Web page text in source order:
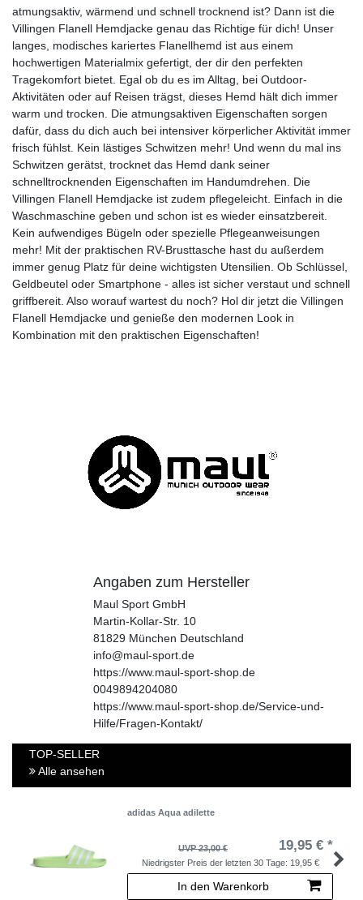
atmungsaktiv, wärmend und schnell trocknend ist? Dann ist die
Villingen Flanell Hemdjacke genau das Richtige für dich! Unser
langes, modisches kariertes Flanellhemd ist aus einem
hochwertigen Materialmix gefertigt, der dir den perfekten
Tragekomfort bietet. Egal ob du es im Alltag, bei Outdoor-
Aktivitäten oder auf Reisen trägst, dieses Hemd hält dich immer
warm und trocken. Die atmungsaktiven Eigenschaften sorgen
dafür, dass du dich auch bei intensiver körperlicher Aktivität immer
frisch fühlst. Kein lästiges Schwitzen mehr! Und wenn du mal ins
Schwitzen gerätst, trocknet das Hemd dank seiner
schnelltrocknenden Eigenschaften im Handumdrehen. Die
Villingen Flanell Hemdjacke ist zudem pflegeleicht. Einfach in die
Waschmaschine geben und schon ist es wieder einsatzbereit.
Kein aufwendiges Bügeln oder spezielle Pflegeanweisungen
mehr! Mit der praktischen RV-Brusttasche hast du außerdem
immer genug Platz für deine wichtigsten Utensilien. Ob Schlüssel,
Geldbeutel oder Smartphone - alles ist sicher verstaut und schnell
griffbereit. Also worauf wartest du noch? Hol dir jetzt die Villingen
Flanell Hemdjacke und genieße den modernen Look in
Kombination mit den praktischen Eigenschaften!
Angaben zum Hersteller
Maul Sport GmbH
Martin-Kollar-Str. 10
81829 München Deutschland
info@maul-sport.de
https://www.maul-sport-shop.de
0049894204080
https://www.maul-sport-shop.de/Service-und-
Hilfe/Fragen-Kontakt/
TOP-SELLER
Alle ansehen
adidas Aqua adilette
UVP 23,00 € 19,95 € *
Niedrigster Preis der letzten 30 Tage: 19,95 €
In den Warenkorb